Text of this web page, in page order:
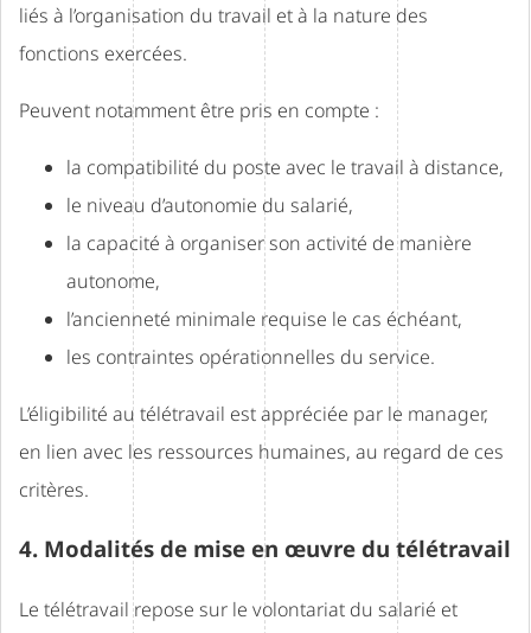
liés à l’organisation du travail et à la nature des
fonctions exercées.
Peuvent notamment être pris en compte :
la compatibilité du poste avec le travail à distance,
le niveau d’autonomie du salarié,
la capacité à organiser son activité de manière
autonome,
l’ancienneté minimale requise le cas échéant,
les contraintes opérationnelles du service.
L’éligibilité au télétravail est appréciée par le manager,
en lien avec les ressources humaines, au regard de ces
critères.
4. Modalités de mise en œuvre du télétravail
Le télétravail repose sur le volontariat du salarié et